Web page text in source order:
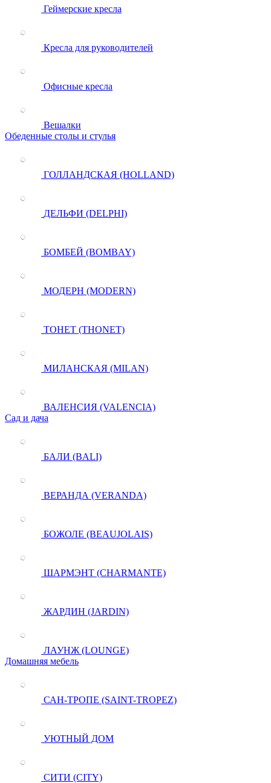
Геймерские кресла
Кресла для руководителей
Офисные кресла
Вешалки
Обеденные столы и стулья
ГОЛЛАНДСКАЯ (HOLLAND)
ДЕЛЬФИ (DELPHI)
БОМБЕЙ (BOMBAY)
МОДЕРН (MODERN)
ТОНЕТ (THONET)
МИЛАНСКАЯ (MILAN)
ВАЛЕНСИЯ (VALENCIA)
Сад и дача
БАЛИ (BALI)
ВЕРАНДА (VERANDA)
БОЖОЛЕ (BEAUJOLAIS)
ШАРМЭНТ (CHARMANTE)
ЖАРДИН (JARDIN)
ЛАУНЖ (LOUNGE)
Домашняя мебель
САН-ТРОПЕ (SAINT-TROPEZ)
УЮТНЫЙ ДОМ
СИТИ (CITY)